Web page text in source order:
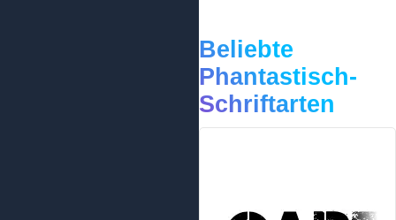
Beliebte
Phantastisch-
Schriftarten